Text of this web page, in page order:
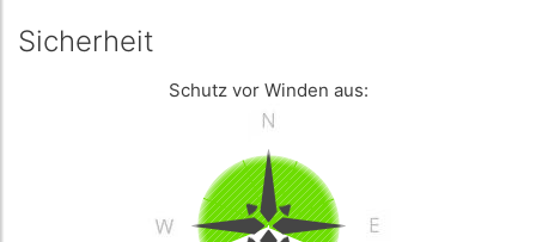
Sicherheit
Schutz vor Winden aus: